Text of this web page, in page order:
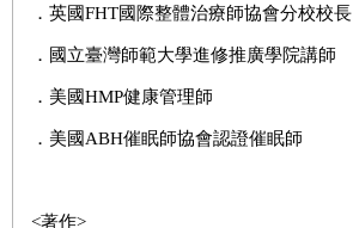
．英國FHT國際整體治療師協會分校校長
．國立臺灣師範大學進修推廣學院講師
．美國HMP健康管理師
．美國ABH催眠師協會認證催眠師
<著作>